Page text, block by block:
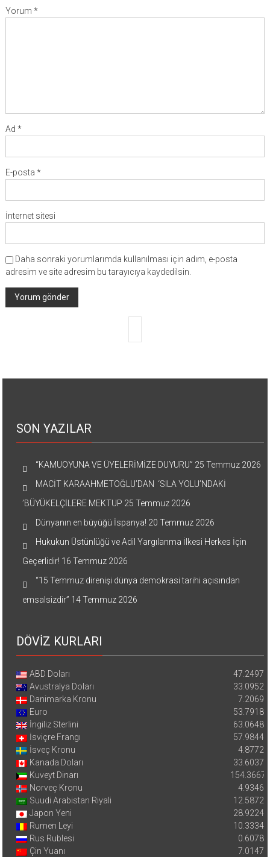
Yorum *
Ad *
E-posta *
İnternet sitesi
Daha sonraki yorumlarımda kullanılması için adım, e-posta
adresim ve site adresim bu tarayıcıya kaydedilsin.
SON YAZILAR
“KAMUOYUNA VE ÜYELERİMİZE DUYURU” 25 Temmuz 2026
MACİT KARAAHMETOĞLU’DAN ‘SILA YOLU’NDAKİ
’BÜYÜKELÇİLERE MEKTUP 25 Temmuz 2026
Dünyanın en büyüğü İspanya! 20 Temmuz 2026
Hukukun Üstünlüğü ve Adil Yargılanma İlkesi Herkes İçin
Geçerlidir! 16 Temmuz 2026
“15 Temmuz direnişi dünya demokrasi tarihi açısından
emsalsizdir” 14 Temmuz 2026
DÖVİZ KURLARI
ABD Doları
47.2497
Avustralya Doları
33.0952
Danimarka Kronu
7.2069
Euro
53.7918
İngiliz Sterlini
63.0648
İsviçre Frangı
57.9844
İsveç Kronu
4.8772
Kanada Doları
33.6037
Kuveyt Dinarı
154.3667
Norveç Kronu
4.9346
Suudi Arabistan Riyali
12.5872
Japon Yeni
28.9224
Rumen Leyi
10.3334
Rus Rublesi
0.6078
Çin Yuanı
7.0147